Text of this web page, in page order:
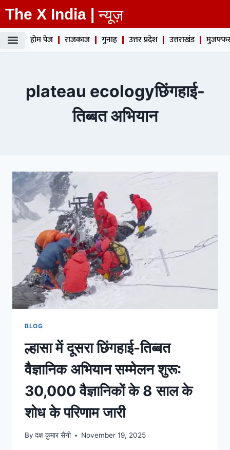
The X India | न्यूज़
होम पेज राजकाज गुनाह उत्तर प्रदेश उत्तराखंड
plateau ecologyछिंगहाई-
तिब्बत अभियान
BLOG
ल्हासा में दूसरा छिंगहाई-तिब्बत
वैज्ञानिक अभियान सम्मेलन शुरू:
30,000 वैज्ञानिकों के 8 साल के
शोध के परिणाम जारी
By दक्ष कुमार सैनी November 19, 2025